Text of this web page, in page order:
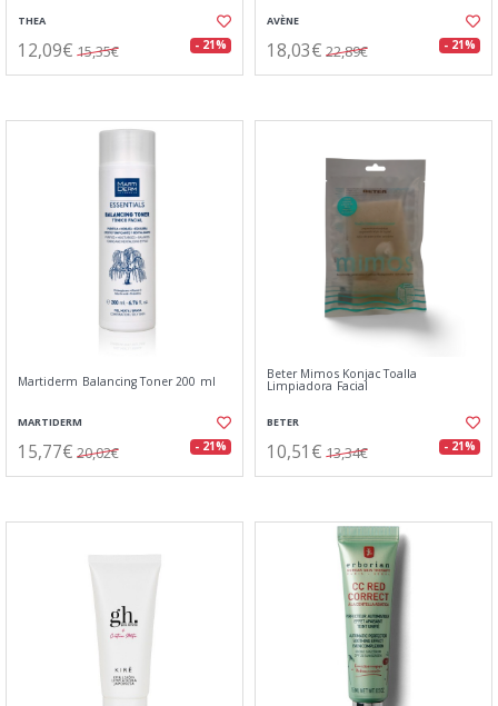
THEA
12,09€ 15,35€ - 21%
AVÈNE
18,03€ 22,89€ - 21%
Martiderm Balancing Toner 200 ml
MARTIDERM
15,77€ 20,02€ - 21%
Beter Mimos Konjac Toalla
Limpiadora Facial
BETER
10,51€ 13,34€ - 21%